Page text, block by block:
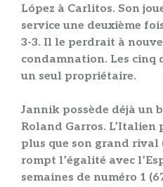
López à Carlitos. Son
service une deuxième
3-3. Il le perdrait à
condamnation. Les cinq
un seul propriétaire.
Jannik possède déjà un
Roland Garros. L’Italien
plus que son grand rival
rompt l’égalité avec
semaines de numéro 1